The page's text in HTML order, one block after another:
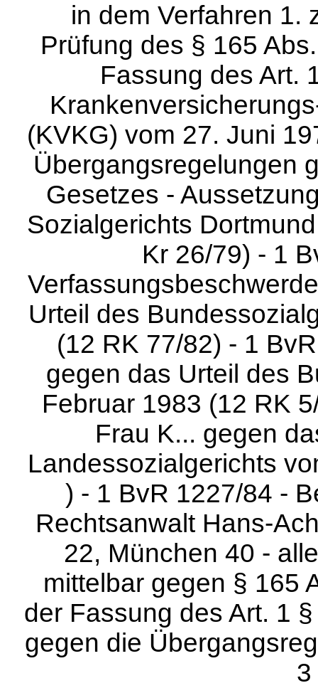
in dem Verfahren 1.
Prüfung des § 165
Fassung des Art.
(KVKG) vom 27. Juni
Übergangsregelungen
Gesetzes -
Sozialgerichts
Kr 26/79) - 1
Urteil des
(12 RK 77/82) - 1
gegen das Urteil des
Februar 1983 (12 RK
Frau K... gegen
Landessozialgerichts
) - 1 BvR 1227/84 -
Rechtsanwalt Hans-
22, München 40 -
mittelbar gegen § 165
der Fassung des Art. 1
gegen die
3